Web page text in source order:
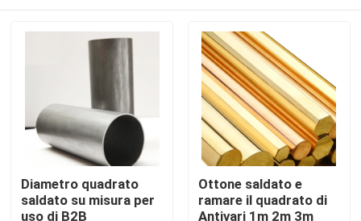
Diametro quadrato
saldato su misura per
uso di B2B
Ottone saldato e
ramare il quadrato di
Antivari 1m 2m 3m